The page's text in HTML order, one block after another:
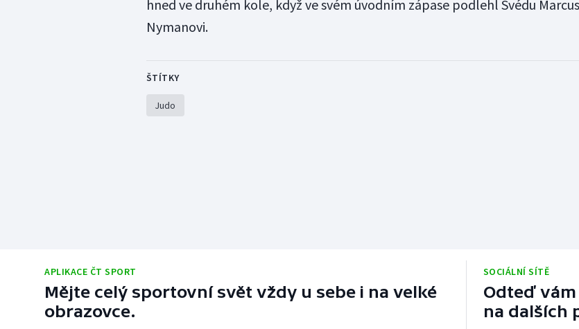
hned ve druhém kole, když ve svém úvodním zápase podlehl Švédu
Nymanovi.
ŠTÍTKY
Judo
APLIKACE ČT SPORT
Mějte celý sportovní svět vždy u sebe i na velké
obrazovce.
SOCIÁLNÍ SÍTĚ
Odteď
na dalších